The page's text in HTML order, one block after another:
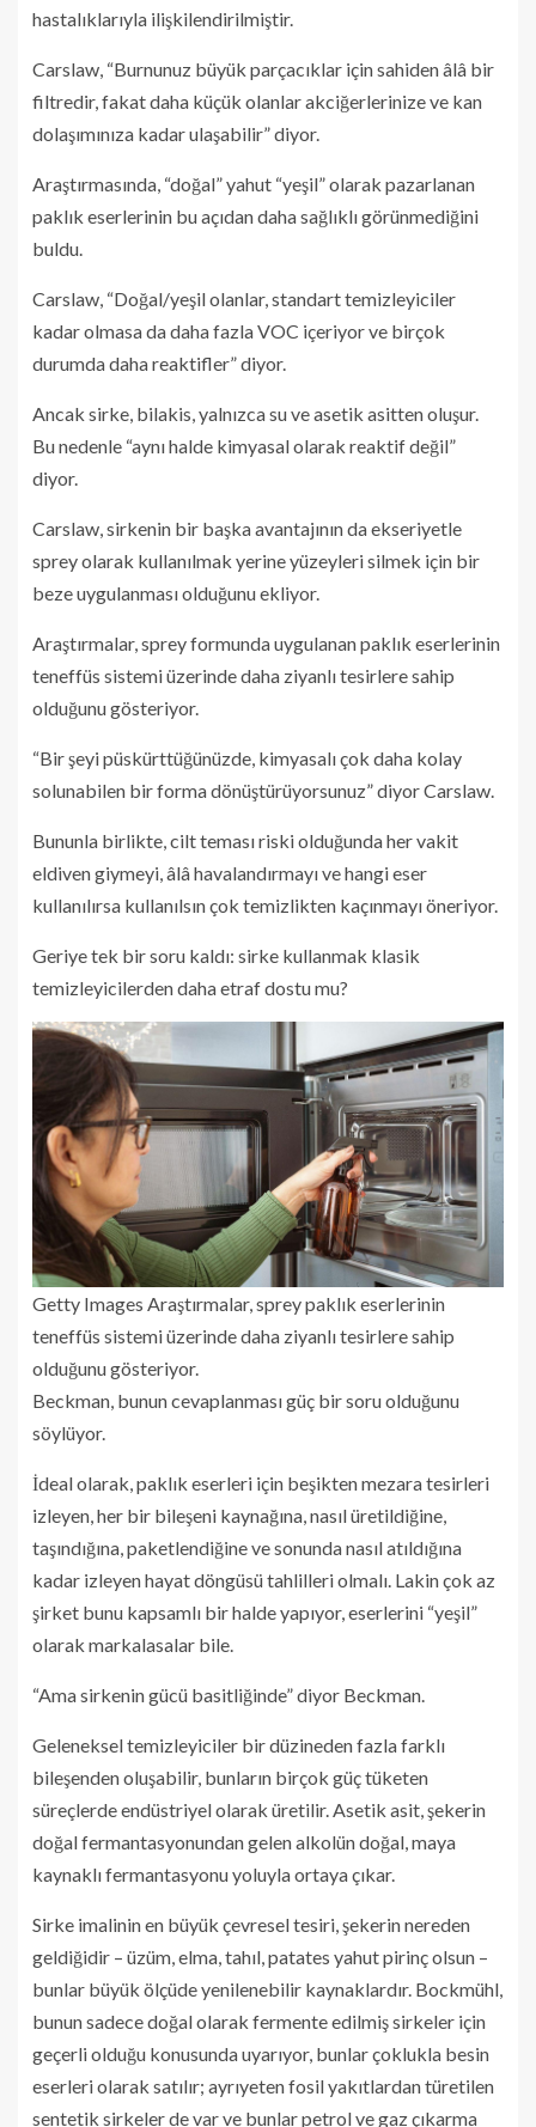
hastalıklarıyla ilişkilendirilmiştir.
Carslaw, “Burnunuz büyük parçacıklar için sahiden âlâ bir
filtredir, fakat daha küçük olanlar akciğerlerinize ve kan
dolaşımınıza kadar ulaşabilir” diyor.
Araştırmasında, “doğal” yahut “yeşil” olarak pazarlanan
paklık eserlerinin bu açıdan daha sağlıklı görünmediğini
buldu.
Carslaw, “Doğal/yeşil olanlar, standart temizleyiciler
kadar olmasa da daha fazla VOC içeriyor ve birçok
durumda daha reaktifler” diyor.
Ancak sirke, bilakis, yalnızca su ve asetik asitten oluşur.
Bu nedenle “aynı halde kimyasal olarak reaktif değil”
diyor.
Carslaw, sirkenin bir başka avantajının da ekseriyetle
sprey olarak kullanılmak yerine yüzeyleri silmek için bir
beze uygulanması olduğunu ekliyor.
Araştırmalar, sprey formunda uygulanan paklık eserlerinin
teneffüs sistemi üzerinde daha ziyanlı tesirlere sahip
olduğunu gösteriyor.
“Bir şeyi püskürttüğünüzde, kimyasalı çok daha kolay
solunabilen bir forma dönüştürüyorsunuz” diyor Carslaw.
Bununla birlikte, cilt teması riski olduğunda her vakit
eldiven giymeyi, âlâ havalandırmayı ve hangi eser
kullanılırsa kullanılsın çok temizlikten kaçınmayı öneriyor.
Geriye tek bir soru kaldı: sirke kullanmak klasik
temizleyicilerden daha etraf dostu mu?
Getty Images Araştırmalar, sprey paklık eserlerinin
teneffüs sistemi üzerinde daha ziyanlı tesirlere sahip
olduğunu gösteriyor.
Beckman, bunun cevaplanması güç bir soru olduğunu
söylüyor.
İdeal olarak, paklık eserleri için beşikten mezara tesirleri
izleyen, her bir bileşeni kaynağına, nasıl üretildiğine,
taşındığına, paketlendiğine ve sonunda nasıl atıldığına
kadar izleyen hayat döngüsü tahlilleri olmalı. Lakin çok az
şirket bunu kapsamlı bir halde yapıyor, eserlerini “yeşil”
olarak markalasalar bile.
“Ama sirkenin gücü basitliğinde” diyor Beckman.
Geleneksel temizleyiciler bir düzineden fazla farklı
bileşenden oluşabilir, bunların birçok güç tüketen
süreçlerde endüstriyel olarak üretilir. Asetik asit, şekerin
doğal fermantasyonundan gelen alkolün doğal, maya
kaynaklı fermantasyonu yoluyla ortaya çıkar.
Sirke imalinin en büyük çevresel tesiri, şekerin nereden
geldiğidir – üzüm, elma, tahıl, patates yahut pirinç olsun –
bunlar büyük ölçüde yenilenebilir kaynaklardır. Bockmühl,
bunun sadece doğal olarak fermente edilmiş sirkeler için
geçerli olduğu konusunda uyarıyor, bunlar çoklukla besin
eserleri olarak satılır; ayrıyeten fosil yakıtlardan türetilen
sentetik sirkeler de var ve bunlar petrol ve gaz çıkarma